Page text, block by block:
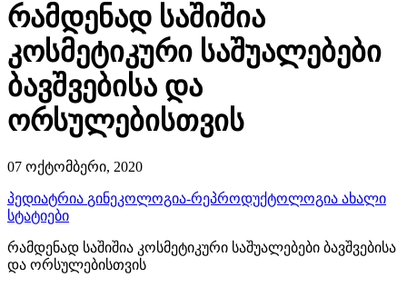
რამდენად საშიშია
კოსმეტიკური საშუალებები
ბავშვებისა და
ორსულებისთვის
07 ოქტომბერი, 2020
პედიატრია გინეკოლოგია-რეპროდუქტოლოგია ახალი
სტატიები
რამდენად საშიშია კოსმეტიკური საშუალებები ბავშვებისა
და ორსულებისთვის